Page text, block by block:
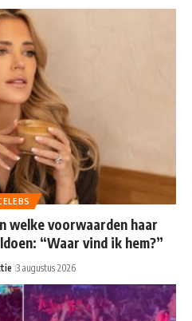
welke voorwaarden haar
“Waar vind ik hem?”
3 augustus 2026